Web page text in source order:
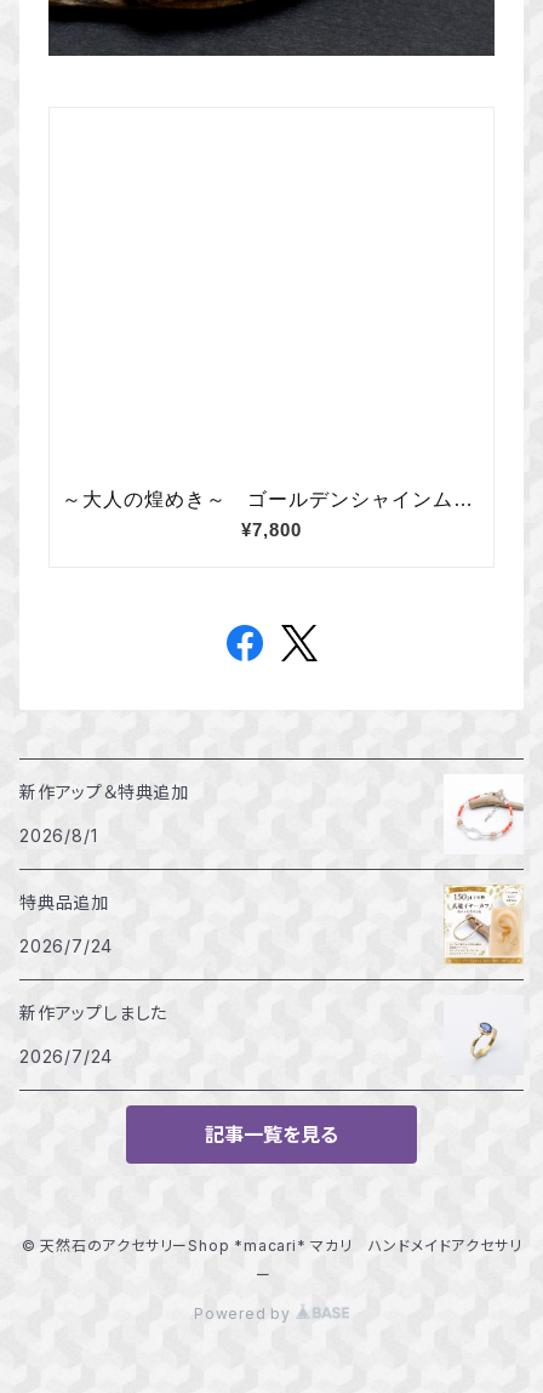
新作アップ＆特典追加
2026/8/1
特典品追加
2026/7/24
新作アップしました
2026/7/24
記事一覧を見る
© 天然石のアクセサリーShop *macari* マカリ ハンドメイドアクセサリ
ー
Powered by